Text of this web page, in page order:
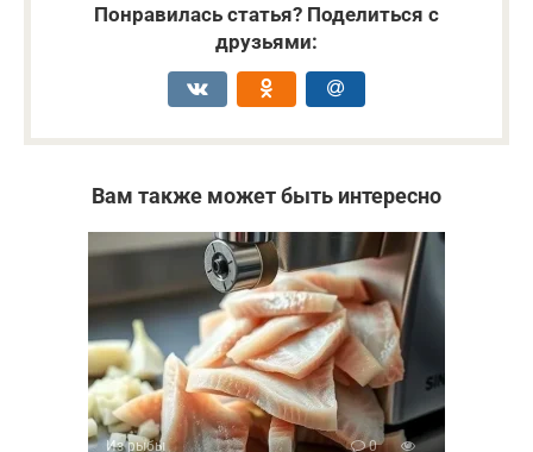
Понравилась статья? Поделиться с
друзьями:
Вам также может быть интересно
Из рыбы 0